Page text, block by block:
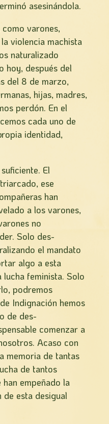
asesinándola.
varones,
violencia machista
naturalizado
hoy, después del
del 8 de marzo,
hijas, madres,
perdón. En el
cada uno de
identidad,
El
ese
han
a los varones,
no
Solo des-
el mandato
algo a esta
feminista. Solo
podremos
Indignación hemos
de des-
comenzar a
Acaso con
memoria de tantas
de tantos
empeñado la
esta desigual